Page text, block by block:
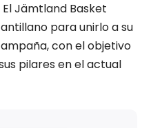
Jämtland Basket
para unirlo a su
con el objetivo
pilares en el actual